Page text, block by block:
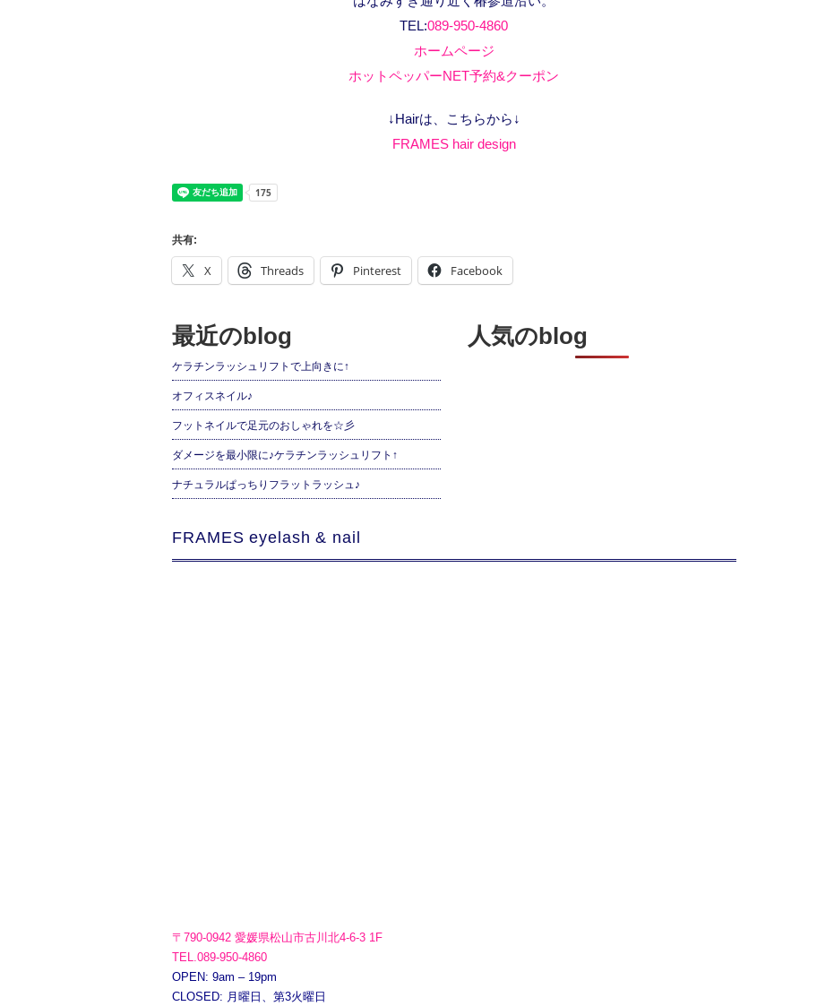
TEL:089-950-4860
ホームページ
ホットペッパーNET予約&クーポン
↓Hairは、こちらから↓
FRAMES hair design
共有:
X Threads Pinterest Facebook
最近のblog
ケラチンラッシュリフトで上向きに↑
オフィスネイル♪
フットネイルで足元のおしゃれを☆彡
ダメージを最小限に♪ケラチンラッシュリフト↑
ナチュラルぱっちりフラットラッシュ♪
人気のblog
FRAMES eyelash & nail
〒790-0942 愛媛県松山市古川北4-6-3 1F
TEL.089-950-4860
OPEN: 9am – 19pm
CLOSED: 月曜日、第3火曜日